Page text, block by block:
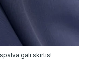
gali skirtis!